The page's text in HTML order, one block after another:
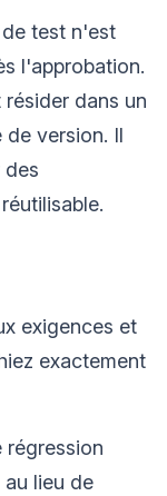
test n'est
l'approbation.
dans un
version. Il
des
exigences et
exactement
régression
lieu de